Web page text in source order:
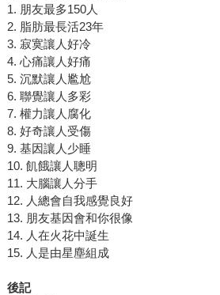
1. 朋友最多150人
2. 脂肪最長活23年
3. 寂寞讓人好冷
4. 心痛讓人好痛
5. 沉默讓人尷尬
6. 聯覺讓人多彩
7. 權力讓人腐化
8. 好奇讓人受傷
9. 基因讓人少睡
10. 飢餓讓人聰明
11. 大腦讓人分手
12. 人總會自我感覺良好
13. 朋友基因會和你很像
14. 人在火花中誕生
15. 人是由星塵組成
後記